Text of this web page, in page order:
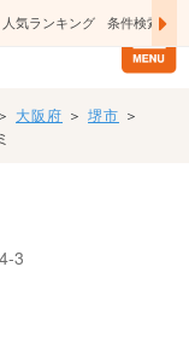
人気ランキング 条件検索
＞ 大阪府 ＞ 堺市 ＞
3